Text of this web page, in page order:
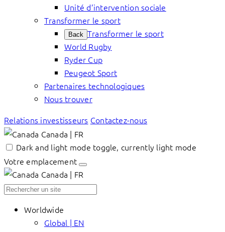
Unité d’intervention sociale
Transformer le sport
Back Transformer le sport
World Rugby
Ryder Cup
Peugeot Sport
Partenaires technologiques
Nous trouver
Relations investisseurs Contactez-nous
Canada | FR
Dark and light mode toggle, currently light mode
Votre emplacement
Canada | FR
Worldwide
Global | EN